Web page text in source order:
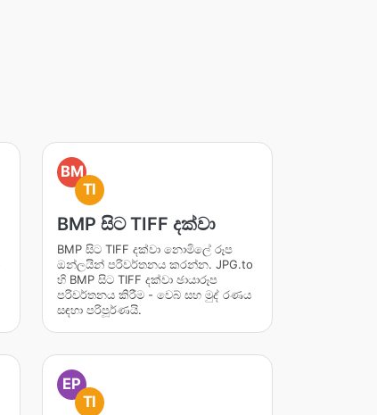
BM
TI
BMP සිට TIFF දක්වා
BMP සිට TIFF දක්වා නොමිලේ රූප
ඔන්ලයින් පරිවර්තනය කරන්න. JPG.to
හි BMP සිට TIFF දක්වා ඡායාරූප
පරිවර්තනය කිරීම - වෙබ් සහ මුද් රණය
සඳහා පරිපූර්ණයි.
EP
TI